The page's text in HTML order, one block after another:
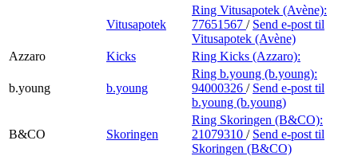
Vitusapotek
Ring Vitusapotek (Avène):
77651567 / Send e-post til
Vitusapotek (Avène)
Azzaro
Kicks Ring Kicks (Azzaro):
b.young b.young
Ring b.young (b.young):
94000326 / Send e-post til
b.young (b.young)
B&CO Skoringen
Ring Skoringen (B&CO):
21079310 / Send e-post til
Skoringen (B&CO)